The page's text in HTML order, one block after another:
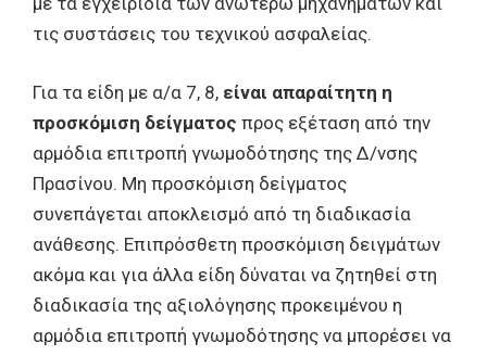
τις συστάσεις του τεχνικού ασφαλείας.
Για τα είδη με α/α 7, 8, είναι απαραίτητη η
προσκόμιση δείγματος προς εξέταση από την
αρμόδια επιτροπή γνωμοδότησης της Δ/νσης
Πρασίνου. Μη προσκόμιση δείγματος
συνεπάγεται αποκλεισμό από τη διαδικασία
ανάθεσης. Επιπρόσθετη προσκόμιση δειγμάτων
ακόμα και για άλλα είδη δύναται να ζητηθεί στη
διαδικασία της αξιολόγησης προκειμένου η
αρμόδια επιτροπή γνωμοδότησης να μπορέσει να